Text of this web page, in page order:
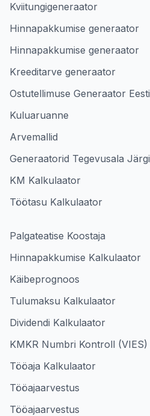
Kviitungigeneraator
Hinnapakkumise generaator
Hinnapakkumise generaator
Kreeditarve generaator
Ostutellimuse Generaator Eesti
Kuluaruanne
Arvemallid
Generaatorid Tegevusala Järgi
KM Kalkulaator
Töötasu Kalkulaator
Palgateatise Koostaja
Hinnapakkumise Kalkulaator
Käibeprognoos
Tulumaksu Kalkulaator
Dividendi Kalkulaator
KMKR Numbri Kontroll (VIES)
Tööaja Kalkulaator
Tööajaarvestus
Tööajaarvestus